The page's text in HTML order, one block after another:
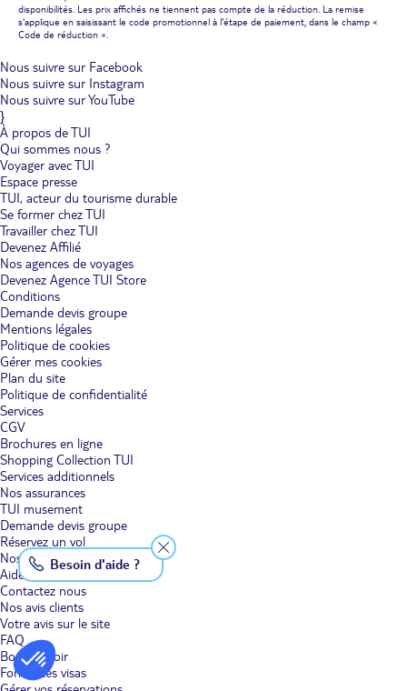
disponibilités. Les prix affichés ne tiennent pas compte de la réduction. La remise
s'applique en saisissant le code promotionnel à l'étape de paiement, dans le champ «
Code de réduction ».
Nous suivre sur Facebook
Nous suivre sur Instagram
Nous suivre sur YouTube
}
À propos de TUI
Qui sommes nous ?
Voyager avec TUI
Espace presse
TUI, acteur du tourisme durable
Se former chez TUI
Travailler chez TUI
Devenez Affilié
Nos agences de voyages
Devenez Agence TUI Store
Conditions
Demande devis groupe
Mentions légales
Politique de cookies
Gérer mes cookies
Plan du site
Politique de confidentialité
Services
CGV
Brochures en ligne
Shopping Collection TUI
Services additionnels
Nos assurances
TUI musement
Demande devis groupe
Réservez un vol
Nos Clubs en vidéo
Aides & Contacts
Contactez nous
Nos avis clients
Votre avis sur le site
FAQ
Bon à savoir
Formalités visas
Besoin d'aide ?